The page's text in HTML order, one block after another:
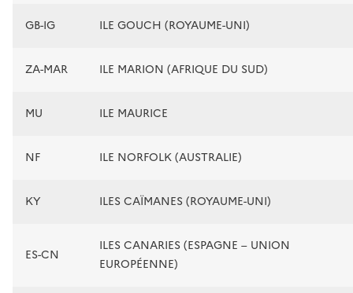
GB-IG ILE GOUCH (ROYAUME-UNI)
ZA-MAR ILE MARION (AFRIQUE DU SUD)
MU ILE MAURICE
NF ILE NORFOLK (AUSTRALIE)
KY ILES CAÏMANES (ROYAUME-UNI)
ES-CN
ILES CANARIES (ESPAGNE – UNION
EUROPÉENNE)